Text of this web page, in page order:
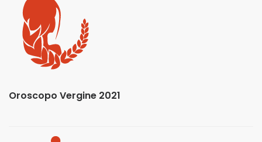
Oroscopo Vergine 2021